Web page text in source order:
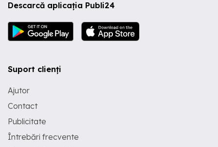
Descarcă aplicația Publi24
Suport clienți
Ajutor
Contact
Publicitate
Întrebări frecvente